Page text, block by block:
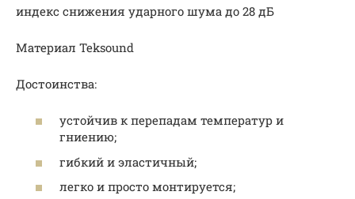
индекс снижения ударного шума до 28 дБ
Материал Teksound
Достоинства:
устойчив к перепадам температур и
гниению;
гибкий и эластичный;
легко и просто монтируется;